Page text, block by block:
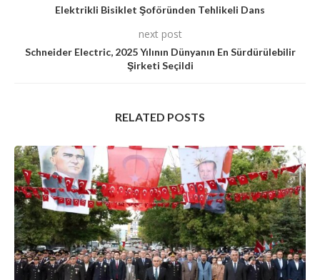
Elektrikli Bisiklet Şoföründen Tehlikeli Dans
next post
Schneider Electric, 2025 Yılının Dünyanın En Sürdürülebilir
Şirketi Seçildi
RELATED POSTS